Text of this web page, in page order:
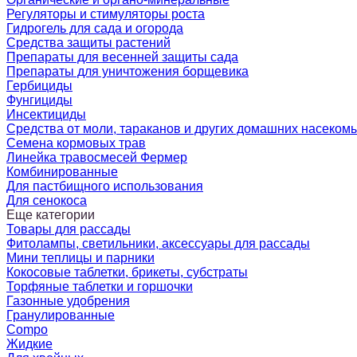
Регуляторы и стимуляторы роста
Гидрогель для сада и огорода
Средства защиты растений
Препараты для весенней защиты сада
Препараты для уничтожения борщевика
Гербициды
Фунгициды
Инсектициды
Средства от моли, тараканов и других домашних
Семена кормовых трав
Линейка травосмесей Фермер
Комбинированные
Для пастбищного использования
Для сенокоса
Еще категории
Товары для рассады
Фитолампы, светильники, аксессуары для рассады
Мини теплицы и парники
Кокосовые таблетки, брикеты, субстраты
Торфяные таблетки и горшочки
Газонные удобрения
Гранулированные
Compo
Жидкие